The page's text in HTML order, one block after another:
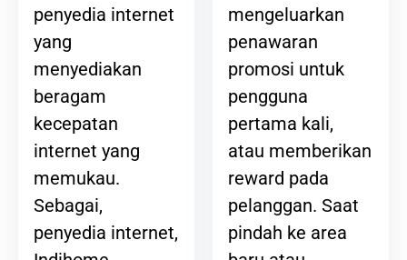
penyedia internet
yang
menyediakan
beragam
kecepatan
internet yang
memukau.
Sebagai,
penyedia internet,
mengeluarkan
penawaran
promosi untuk
pengguna
pertama kali,
atau memberikan
reward pada
pelanggan. Saat
pindah ke area